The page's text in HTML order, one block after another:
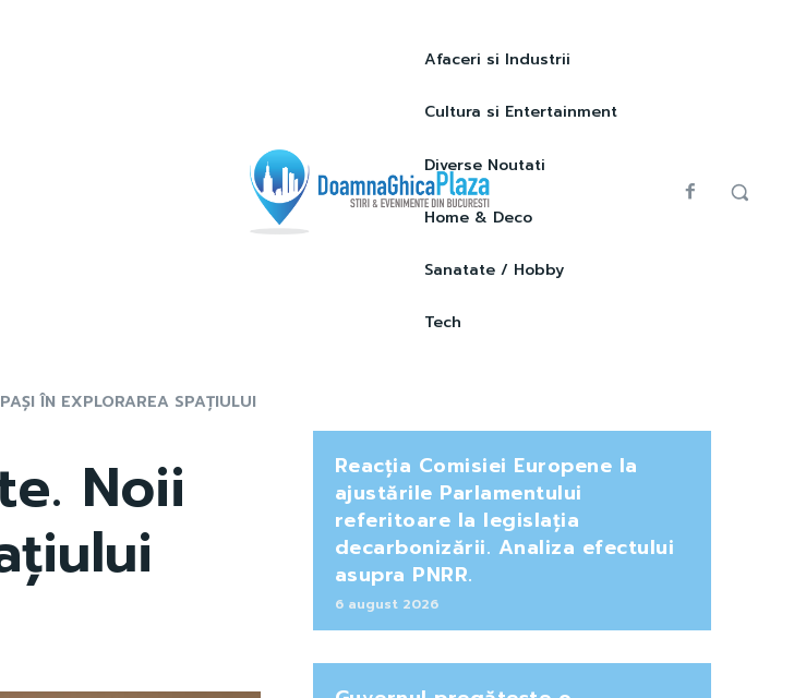
Afaceri si Industrii
Cultura si Entertainment
Diverse Noutati
Home & Deco
Sanatate / Hobby
Tech
ÎN EXPLORAREA SPAȚIULUI
Noii
Reacția Comisiei Europene la
ajustările Parlamentului
referitoare la legislația
decarbonizării. Analiza efectului
asupra PNRR.
6 august 2026